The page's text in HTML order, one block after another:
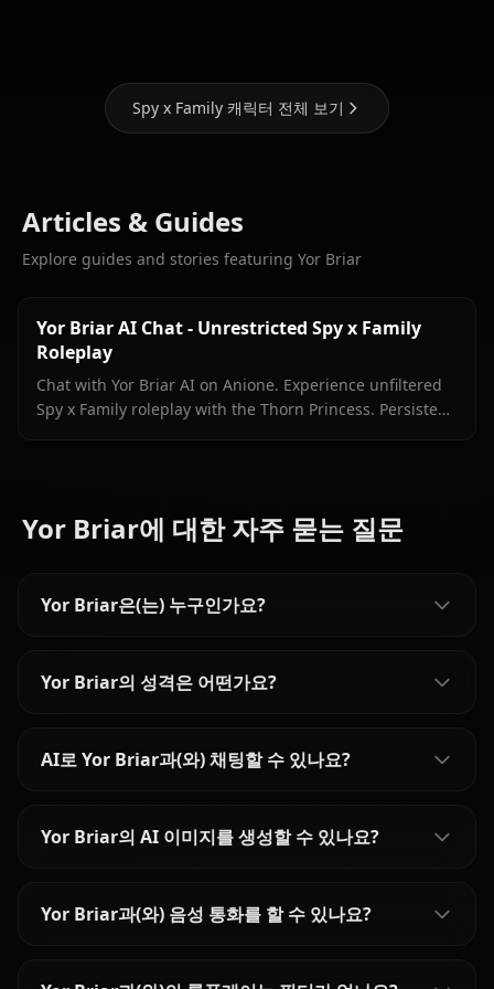
Spy x Family 캐릭터 전체 보기
Articles & Guides
Explore guides and stories featuring Yor Briar
Yor Briar AI Chat - Unrestricted Spy x Family
Roleplay
Chat with Yor Briar AI on Anione. Experience unfiltered
Spy x Family roleplay with the Thorn Princess. Persistent
Yor Briar에 대한 자주 묻는 질문
Yor Briar은(는) 누구인가요?
Yor Briar의 성격은 어떤가요?
AI로 Yor Briar과(와) 채팅할 수 있나요?
Yor Briar의 AI 이미지를 생성할 수 있나요?
Yor Briar과(와) 음성 통화를 할 수 있나요?